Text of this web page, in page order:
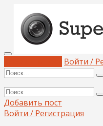
Войти /
Добавить пост
Войти / Регистрация